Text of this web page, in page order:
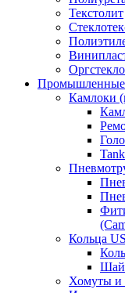
Текстолит
Оргстекло
Промышленные
Камлоки
Кольца
Хомуты и